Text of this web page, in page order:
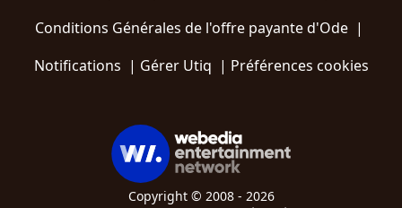
Conditions Générales de l'offre payante d'Ode |
Notifications | Gérer Utiq | Préférences cookies
Copyright © 2008 - 2026